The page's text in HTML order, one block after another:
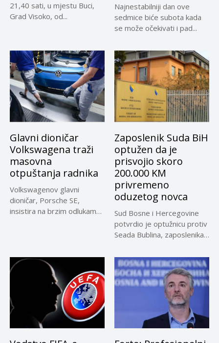
21,40 sati, u mjestu Buci,
Grad Visoko, od...
Najnestabilniji dan ove
sedmice biće subota kada
se može očekivati i pad...
Glavni dioničar
Volkswagena traži
masovna
otpuštanja radnika
Volkswagenov glavni
dioničar, Porsche SE,
insistira na brzim odlukama
Zaposlenik Suda BiH
optužen da je
prisvojio skoro
200.000 KM
privremeno
oduzetog novca
Sud Bosne i Hercegovine
potvrdio je optužnicu protiv
Seada Bublina, zaposlenika